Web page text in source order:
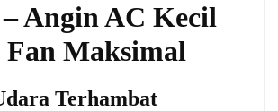
Angin AC Kecil
Fan Maksimal
Terhambat